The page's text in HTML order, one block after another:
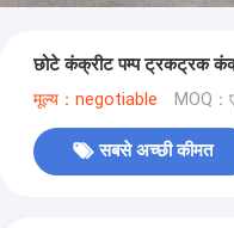
छोटे कंक्रीट पम्प ट्रकट्रक
मूल्य：negotiable MOQ：
सबसे अच्छी कीमत